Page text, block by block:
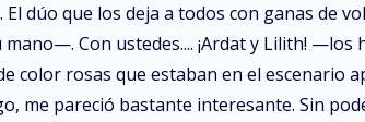
El dúo que los deja a todos con ganas de
Con ustedes.... ¡Ardat y Lilith!
color rosas que estaban en el escenario
me pareció bastante interesante. Sin